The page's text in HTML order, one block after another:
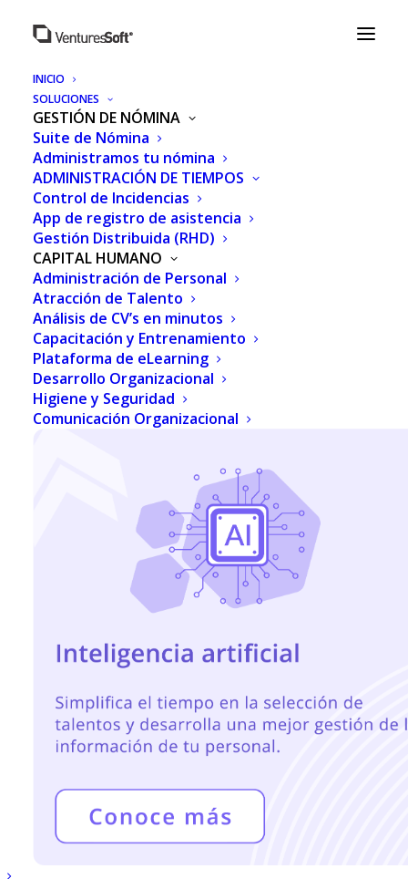
INICIO
SOLUCIONES
GESTIÓN DE NÓMINA
Suite de Nómina
Administramos tu nómina
ADMINISTRACIÓN DE TIEMPOS
Control de Incidencias
App de registro de asistencia
Gestión Distribuida (RHD)
CAPITAL HUMANO
Administración de Personal
Atracción de Talento
Análisis de CV’s en minutos
Capacitación y Entrenamiento
Plataforma de eLearning
Desarrollo Organizacional
Higiene y Seguridad
Comunicación Organizacional
Programa
Impulsa, recomienda y
gana
recomendar prospectos, sino por impulsar el uso
de nuestras appsHuman eTime+ y Human
Manager+ con clientes.
Cada acción cuenta y puede convertirse en
Detecta oportunidades.
Genera demos.
Impulsa trials.
Acompaña el proceso.
Gana recompensas.